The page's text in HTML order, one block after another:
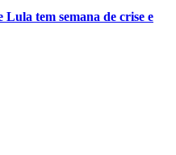
tem semana de crise e